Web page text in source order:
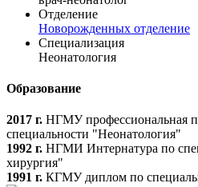
Отделение
Новорожденных отделение
Специализация
Неонатология
Образование
2017 г. НГМУ профессиональная
специальности "Неонатология"
1992 г. НГМИ Интернатура по
хирургия"
1991 г. КГМУ диплом по